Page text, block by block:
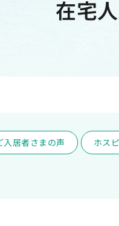
在宅
入居者さまの声 ホス